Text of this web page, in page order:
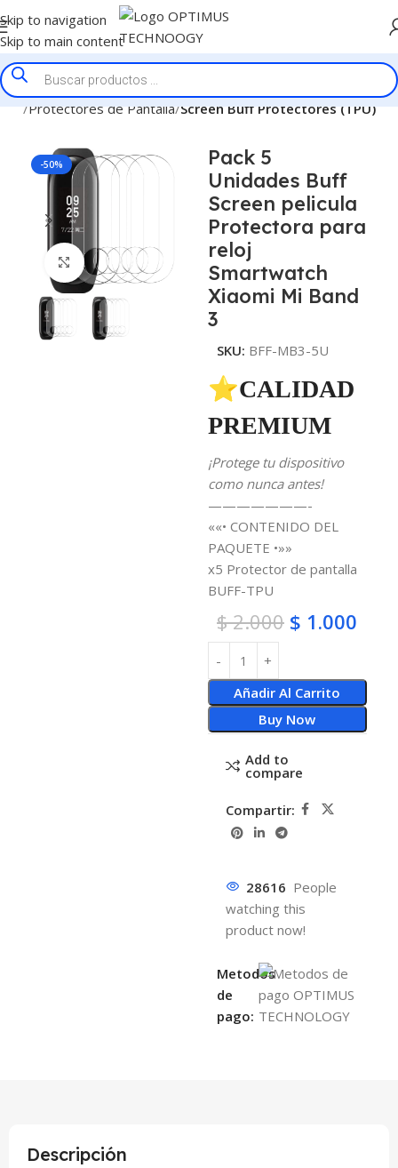
Skip to navigation
Skip to main content
Protectores de Pantalla Screen Buff Protectores (TPU)
-50%
Click to enlarge
Pack 5
Unidades Buff
Screen pelicula
Protectora para
reloj
Smartwatch
Xiaomi Mi Band
3
SKU: BFF-MB3-5U
⭐CALIDAD
PREMIUM
¡Protege tu dispositivo
como nunca antes!
———————-
««• CONTENIDO DEL
PAQUETE •»»
x5 Protector de pantalla
BUFF-TPU
$2.000 $ 1.000
Añadir Al Carrito
Buy Now
Add to
compare
Compartir:
28616 People
watching this
product now!
Metodos
de
pago:
Descripción